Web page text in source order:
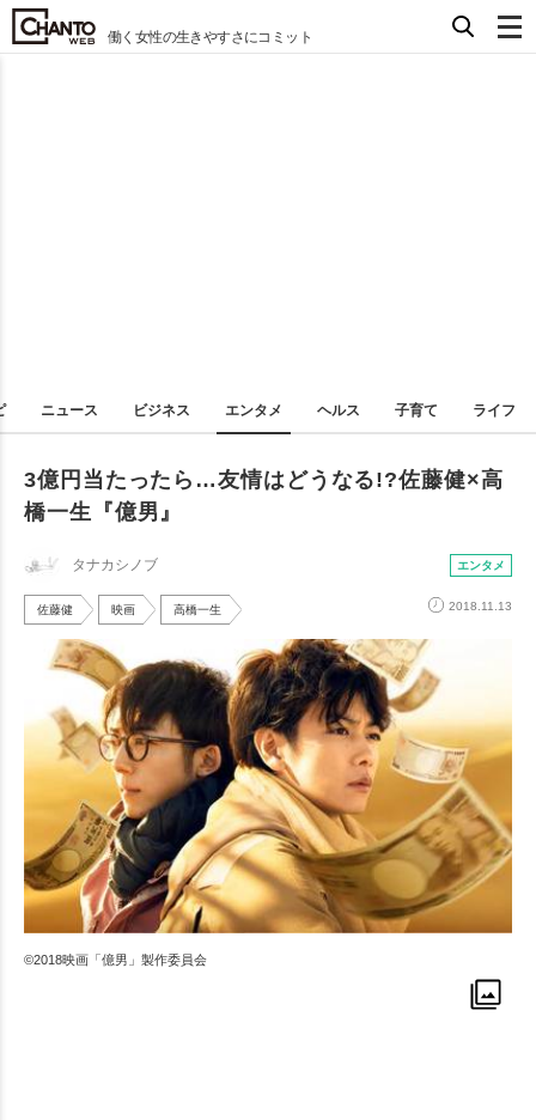
働く女性の生きやすさにコミット
ニュース ビジネス エンタメ ヘルス 子育て ライフ
3億円当たったら…友情はどうなる!?佐藤健×高
橋一生『億男』
タナカシノブ エンタメ
佐藤健 映画 高橋一生 2018.11.13
©2018映画「億男」製作委員会